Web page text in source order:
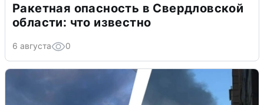
Ракетная опасность в Свердловской
области: что известно
6 августа 0